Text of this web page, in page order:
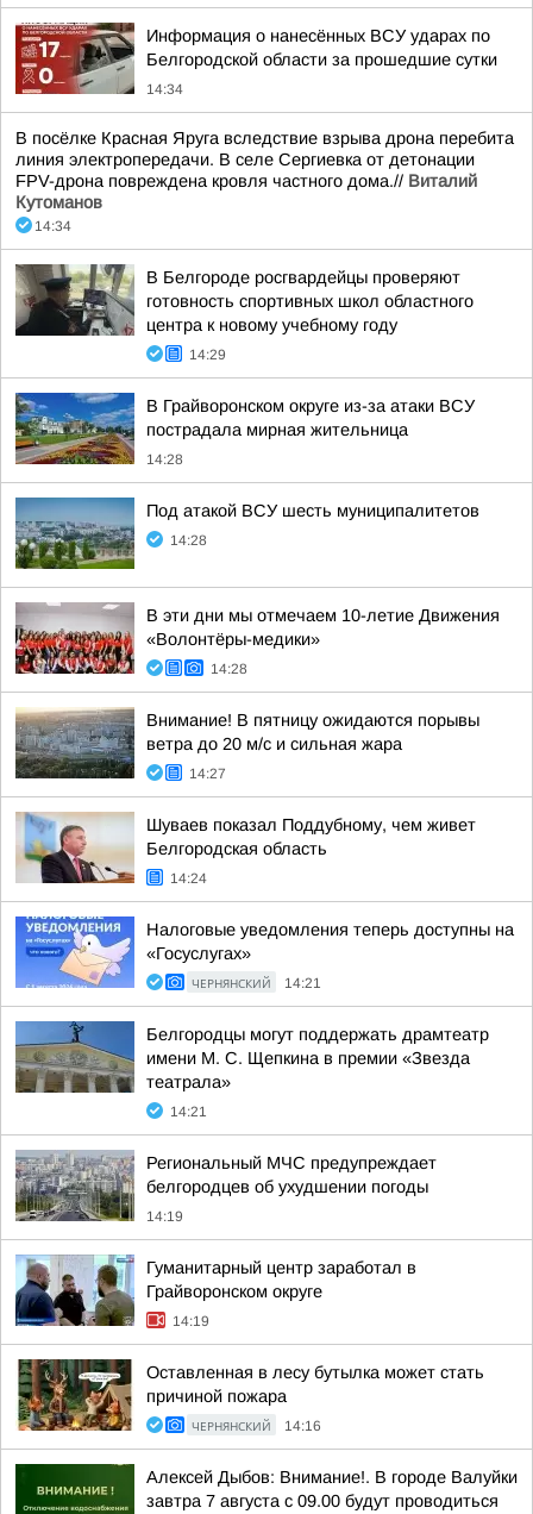
Информация о нанесённых ВСУ ударах по
Белгородской области за прошедшие сутки
14:34
В посёлке Красная Яруга вследствие взрыва дрона перебита
линия электропередачи. В селе Сергиевка от детонации
FPV-дрона повреждена кровля частного дома.// Виталий
Кутоманов
14:34
В Белгороде росгвардейцы проверяют
готовность спортивных школ областного
центра к новому учебному году
14:29
В Грайворонском округе из-за атаки ВСУ
пострадала мирная жительница
14:28
Под атакой ВСУ шесть муниципалитетов
14:28
В эти дни мы отмечаем 10-летие Движения
«Волонтёры-медики»
14:28
Внимание! В пятницу ожидаются порывы
ветра до 20 м/с и сильная жара
14:27
Шуваев показал Поддубному, чем живет
Белгородская область
14:24
Налоговые уведомления теперь доступны на
«Госуслугах»
ЧЕРНЯНСКИЙ 14:21
Белгородцы могут поддержать драмтеатр
имени М. С. Щепкина в премии «Звезда
театрала»
14:21
Региональный МЧС предупреждает
белгородцев об ухудшении погоды
14:19
Гуманитарный центр заработал в
Грайворонском округе
14:19
Оставленная в лесу бутылка может стать
причиной пожара
ЧЕРНЯНСКИЙ 14:16
Алексей Дыбов: Внимание!. В городе Валуйки
завтра 7 августа с 09.00 будут проводиться